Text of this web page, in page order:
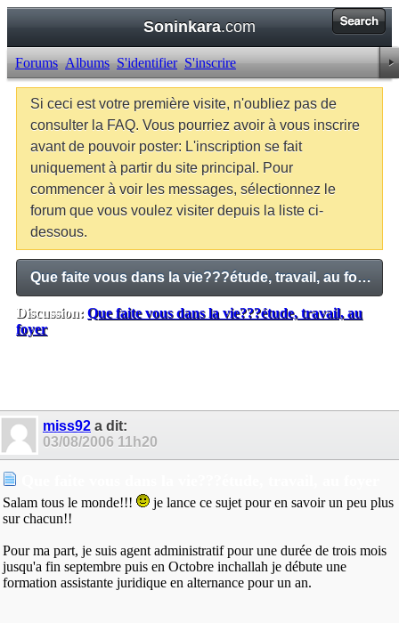
Soninkara.com
Forums Albums S'identifier S'inscrire
Si ceci est votre première visite, n'oubliez pas de
consulter la FAQ. Vous pourriez avoir à vous inscrire
avant de pouvoir poster: L'inscription se fait
uniquement à partir du site principal. Pour
commencer à voir les messages, sélectionnez le
forum que vous voulez visiter depuis la liste ci-
dessous.
Que faite vous dans la vie???étude, travail, au foyer
Discussion: Que faite vous dans la vie???étude, travail, au
foyer
miss92 a dit:
03/08/2006 11h20
Salam tous le monde!!!
je lance ce sujet pour en savoir un peu plus
sur chacun!!
Pour ma part, je suis agent administratif pour une durée de trois mois
jusqu'a fin septembre puis en Octobre inchallah je débute une
formation assistante juridique en alternance pour un an.